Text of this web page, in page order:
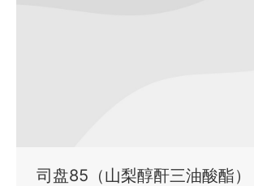
司盘85（山梨醇酐三油酸酯）